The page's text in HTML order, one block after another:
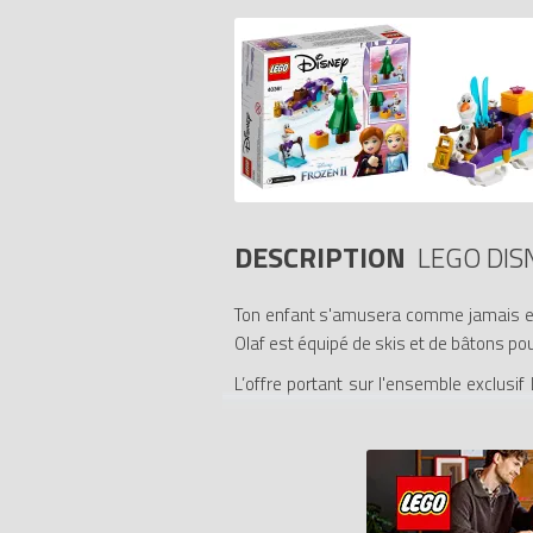
DESCRIPTION LEGO
Ton enfant s'amusera comme jamais
Olaf est équipé de skis et de bâtons
L’offre portant sur l'ensemble
ligne sur LEGO.com et par
41169, 10920 et 43172). Les
L'offre ne peut s’appliquer aux
également nous être renvoyé en